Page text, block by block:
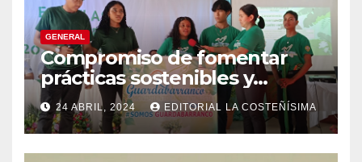
GENERAL
Compromiso de fomentar
prácticas sostenibles y
conciencia ecológica en las
instituciones educativas
24 ABRIL, 2024 EDITORIAL LA COSTEÑÍSIMA